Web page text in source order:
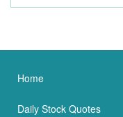
Home
Daily Stock Quotes